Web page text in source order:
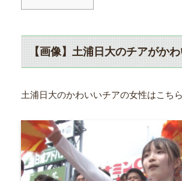
【画像】土浦日大のチアがかわ
土浦日大のかわいいチアの女性はこちら